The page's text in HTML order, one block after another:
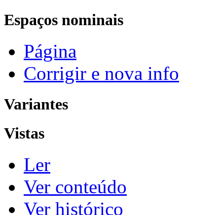
Espaços nominais
Página
Corrigir e nova info
Variantes
Vistas
Ler
Ver conteúdo
Ver histórico